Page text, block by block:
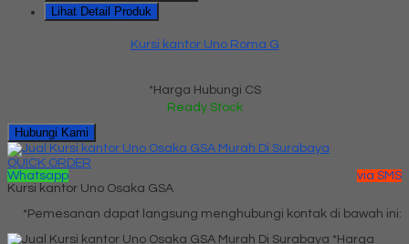
Lihat Detail Produk
Kursi kantor Uno Roma G
*Harga Hubungi CS
Ready Stock
Hubungi Kami
QUICK ORDER
Whatsapp
via SMS
Kursi kantor Uno Osaka GSA
*Pemesanan dapat langsung menghubungi kontak di bawah ini:
*Harga